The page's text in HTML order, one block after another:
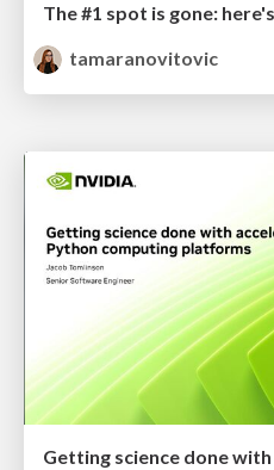
The #1 spot is gone:
tamaranovitovic